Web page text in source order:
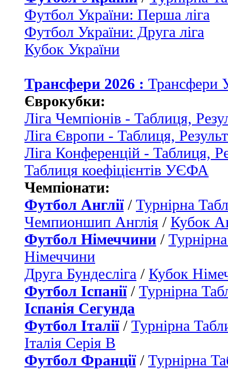
Футбол України: Перша ліга
Футбол України: Друга ліга
Кубок України
Трансфери 2026 : Трансфери
Єврокубки:
Ліга Чемпіонів - Таблиця,
Ліга Європи - Таблиця,
Ліга Конференцій - Таблиця,
Таблиця коефіцієнтів УЄФА
Чемпіонати:
Футбол Англії/ Турнірна
Чемпионшип Англія / Кубок
Футбол Німеччини /
Німеччини
Друга Бундесліга / Кубок
Футбол Іспанії/ Турнірна
Іспанія Сегунда
Футбол Італії/ Турнірна
Італія Серія B
Футбол Франції/ Турнірна